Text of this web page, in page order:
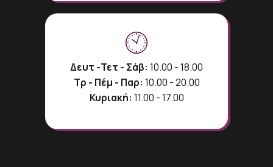
Δευτ -Τετ - Σάβ: 10.00 - 18.00
Τρ - Πέμ - Παρ: 10.00 - 20.00
Κυριακή: 11.00 - 17.00